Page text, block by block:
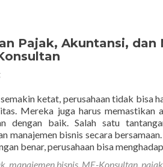
Pajak, Akuntansi, dan
ketat, perusahaan tidak bisa
Mereka juga harus memastikan
dengan baik. Salah satu
manajemen bisnis secara
benar, perusahaan bisa
,manajemen bisnis, ME-Konsultan,pajak